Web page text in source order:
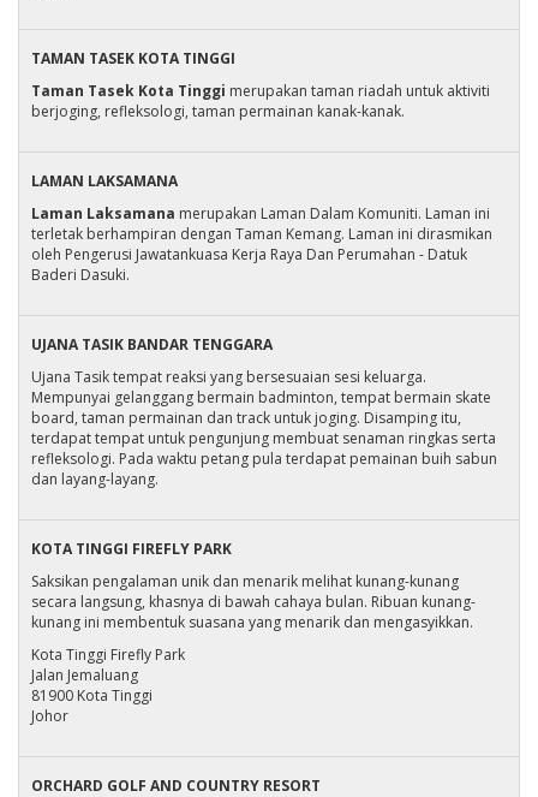
TAMAN TASEK KOTA TINGGI
Taman Tasek Kota Tinggi merupakan taman riadah untuk aktiviti
berjoging, refleksologi, taman permainan kanak-kanak.
LAMAN LAKSAMANA
Laman Laksamana merupakan Laman Dalam Komuniti. Laman ini
terletak berhampiran dengan Taman Kemang. Laman ini dirasmikan
oleh Pengerusi Jawatankuasa Kerja Raya Dan Perumahan - Datuk
Baderi Dasuki.
UJANA TASIK BANDAR TENGGARA
Ujana Tasik tempat reaksi yang bersesuaian sesi keluarga.
Mempunyai gelanggang bermain badminton, tempat bermain skate
board, taman permainan dan track untuk joging. Disamping itu,
terdapat tempat untuk pengunjung membuat senaman ringkas serta
refleksologi. Pada waktu petang pula terdapat pemainan buih sabun
dan layang-layang.
KOTA TINGGI FIREFLY PARK
Saksikan pengalaman unik dan menarik melihat kunang-kunang
secara langsung, khasnya di bawah cahaya bulan. Ribuan kunang-
kunang ini membentuk suasana yang menarik dan mengasyikkan.
Kota Tinggi Firefly Park
Jalan Jemaluang
81900 Kota Tinggi
Johor
ORCHARD GOLF AND COUNTRY RESORT